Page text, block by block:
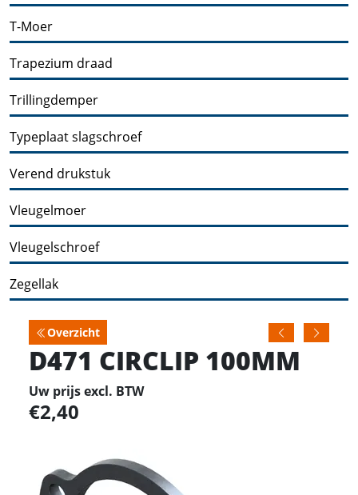
T-Moer
Trapezium draad
Trillingdemper
Typeplaat slagschroef
Verend drukstuk
Vleugelmoer
Vleugelschroef
Zegellak
Overzicht
D471 CIRCLIP 100MM
Uw prijs excl. BTW
2,40